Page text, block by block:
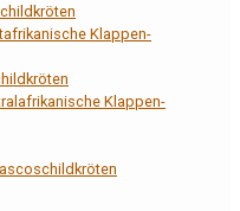
Klappen-
Klappen-